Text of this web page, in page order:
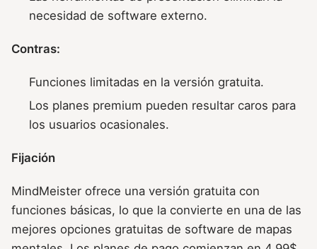
necesidad de software externo.
Contras:
Funciones limitadas en la versión gratuita.
Los planes premium pueden resultar caros para
los usuarios ocasionales.
Fijación
MindMeister ofrece una versión gratuita con
funciones básicas, lo que la convierte en una de las
mejores opciones gratuitas de software de mapas